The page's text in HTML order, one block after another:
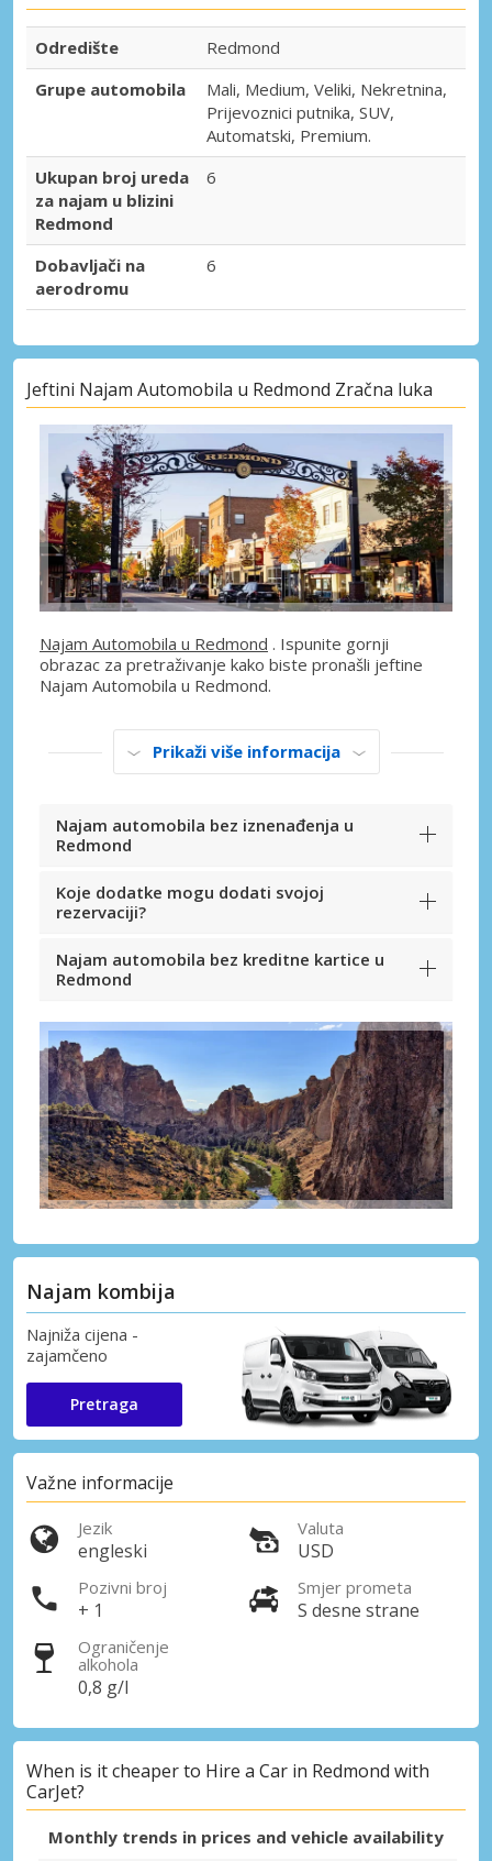
Odredište
Redmond
Grupe automobila
Mali, Medium, Veliki, Nekretnina,
Prijevoznici putnika, SUV,
Automatski, Premium.
Ukupan broj ureda
za najam u blizini
Redmond
6
Dobavljači na
aerodromu
6
Jeftini Najam Automobila u Redmond Zračna luka
Najam Automobila u Redmond . Ispunite gornji
obrazac za pretraživanje kako biste pronašli jeftine
Najam Automobila u Redmond.
Prikaži više informacija
Najam automobila bez iznenađenja u
Redmond
Koje dodatke mogu dodati svojoj
rezervaciji?
Najam automobila bez kreditne kartice u
Redmond
Najam kombija
Najniža cijena -
zajamčeno
Pretraga
Važne informacije
Jezik
engleski
Valuta
USD
Pozivni broj
+ 1
Smjer prometa
S desne strane
Ograničenje
alkohola
0,8 g/l
When is it cheaper to Hire a Car in Redmond with
CarJet?
Monthly trends in prices and vehicle availability